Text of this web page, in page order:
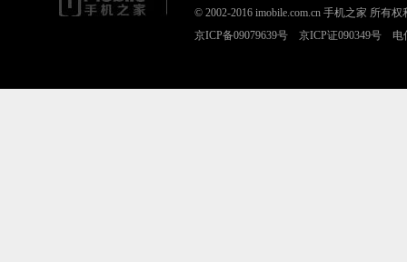
© 2002-2016 imobile.com.cn 手机之家 所有权
京ICP备09079639号 京ICP证090349号 电